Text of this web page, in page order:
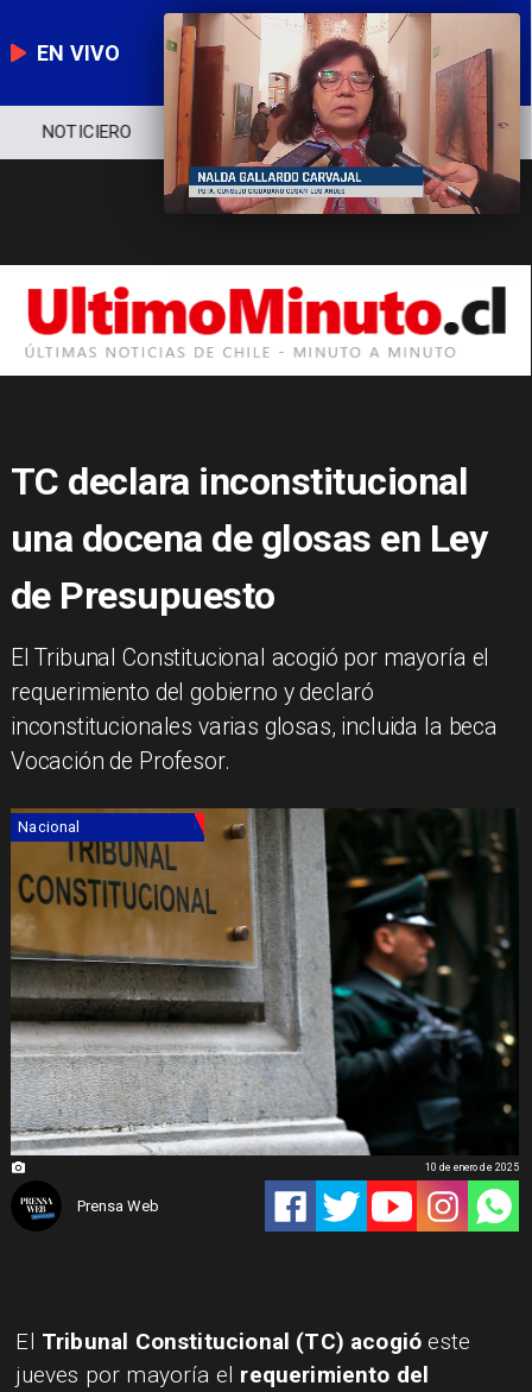
EN VIVO
NOTICIERO POLÍTICA ECONOMÍA
TC declara inconstitucional
una docena de glosas en Ley
de Presupuesto
El Tribunal Constitucional acogió por mayoría el
requerimiento del gobierno y declaró
inconstitucionales varias glosas, incluida la beca
Vocación de Profesor.
Nacional
Prensa Web
10 de enero de 2025
El Tribunal Constitucional (TC) acogió este
jueves por mayoría el requerimiento del